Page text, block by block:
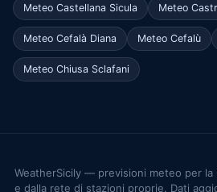
Meteo Castellana Sicula Meteo
Meteo Cefalà Diana Meteo Cefalù
Meteo Chiusa Sclafani
WeatherSicily — previsioni meteo per la
e dalla rete di stazioni proprie. Dati